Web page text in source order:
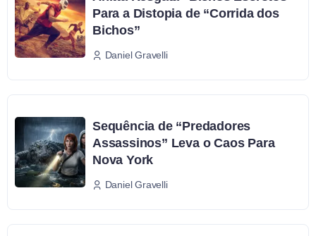
Para a Distopia de “Corrida dos
Bichos”
Daniel Gravelli
Sequência de “Predadores
Assassinos” Leva o Caos Para
Nova York
Daniel Gravelli